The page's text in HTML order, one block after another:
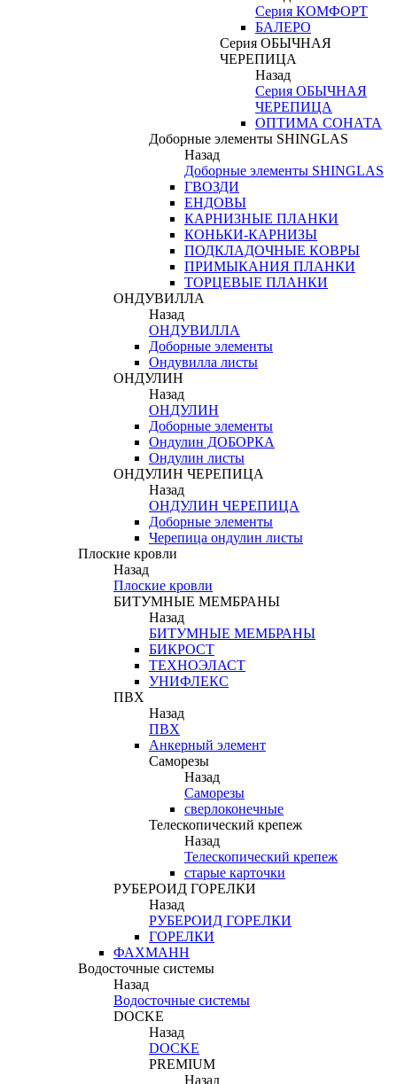
Серия КОМФОРТ
БАЛЕРО
Серия ОБЫЧНАЯ
ЧЕРЕПИЦА
Назад
Серия ОБЫЧНАЯ
ЧЕРЕПИЦА
ОПТИМА СОНАТА
Доборные элементы SHINGLAS
Назад
Доборные элементы SHINGLAS
ГВОЗДИ
ЕНДОВЫ
КАРНИЗНЫЕ ПЛАНКИ
КОНЬКИ-КАРНИЗЫ
ПОДКЛАДОЧНЫЕ КОВРЫ
ПРИМЫКАНИЯ ПЛАНКИ
ТОРЦЕВЫЕ ПЛАНКИ
ОНДУВИЛЛА
Назад
ОНДУВИЛЛА
Доборные элементы
Ондувилла листы
ОНДУЛИН
Назад
ОНДУЛИН
Доборные элементы
Ондулин ДОБОРКА
Ондулин листы
ОНДУЛИН ЧЕРЕПИЦА
Назад
ОНДУЛИН ЧЕРЕПИЦА
Доборные элементы
Черепица ондулин листы
Плоские кровли
Назад
Плоские кровли
БИТУМНЫЕ МЕМБРАНЫ
Назад
БИТУМНЫЕ МЕМБРАНЫ
БИКРОСТ
ТЕХНОЭЛАСТ
УНИФЛЕКС
ПВХ
Назад
ПВХ
Анкерный элемент
Саморезы
Назад
Саморезы
сверлоконечные
Телескопический крепеж
Назад
Телескопический крепеж
старые карточки
РУБЕРОИД ГОРЕЛКИ
Назад
РУБЕРОИД ГОРЕЛКИ
ГОРЕЛКИ
ФАХМАНН
Водосточные системы
Назад
Водосточные системы
DOCKE
Назад
DOCKE
PREMIUM
Назад